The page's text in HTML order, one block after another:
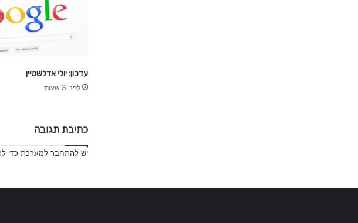
עדכון: יולי אדלשטיין
לפני 3 שעות
כתיבת תגובה
ישלהתחבר למערכת כדי